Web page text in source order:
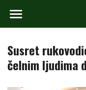
Susret
čelnim ljudima